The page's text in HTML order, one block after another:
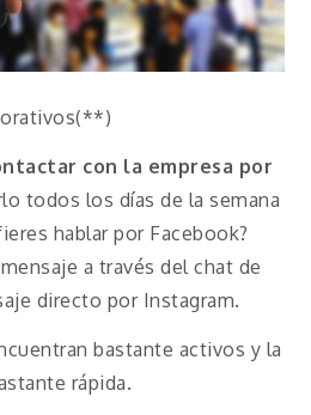
con la empresa por
todos los días de la semana
hablar por Facebook?
a través del chat de
directo por Instagram.
bastante activos y la
rápida.